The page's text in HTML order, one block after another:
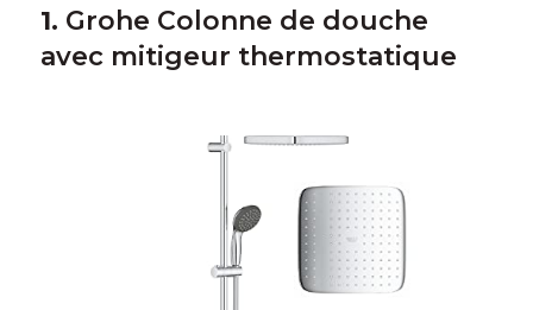
1. Grohe Colonne de douche
avec mitigeur thermostatique